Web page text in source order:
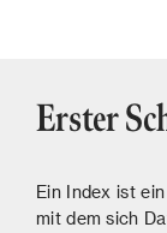
Erster
Ein Index ist
mit dem sich